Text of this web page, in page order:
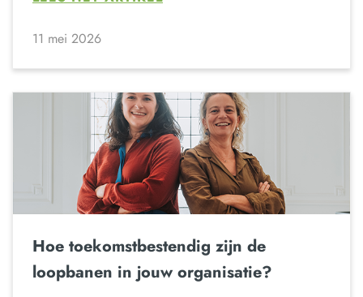
11 mei 2026
Hoe toekomstbestendig zijn de
loopbanen in jouw organisatie?